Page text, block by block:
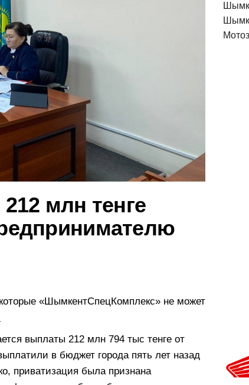
млн тенге
«ШымкентСпецКомплекс» не может
выплаты 212 млн 794 тыс тенге от
в бюджет города пять лет назад
приватизация была признана